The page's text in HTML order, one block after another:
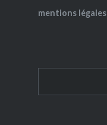
mentions légales